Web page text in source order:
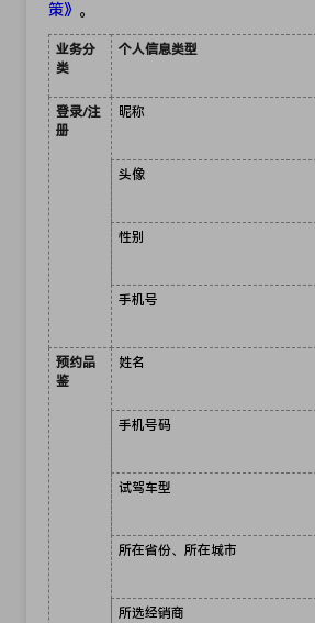
策》 。
业务分
类
个人信息类型
登录/注
册
昵称
头像
性别
手机号
预约品
鉴
姓名
手机号码
试驾车型
所在省份、所在城市
所选经销商